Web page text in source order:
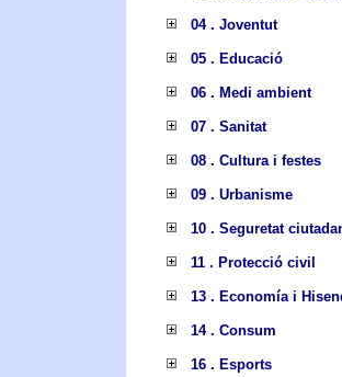
04 . Joventut
05 . Educació
06 . Medi ambient
07 . Sanitat
08 . Cultura i festes
09 . Urbanisme
10 . Seguretat
11 . Protecció civil
13 . Economía i
14 . Consum
16 . Esports